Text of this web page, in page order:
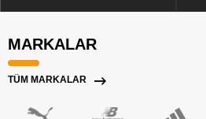
MARKALAR
TÜM MARKALAR